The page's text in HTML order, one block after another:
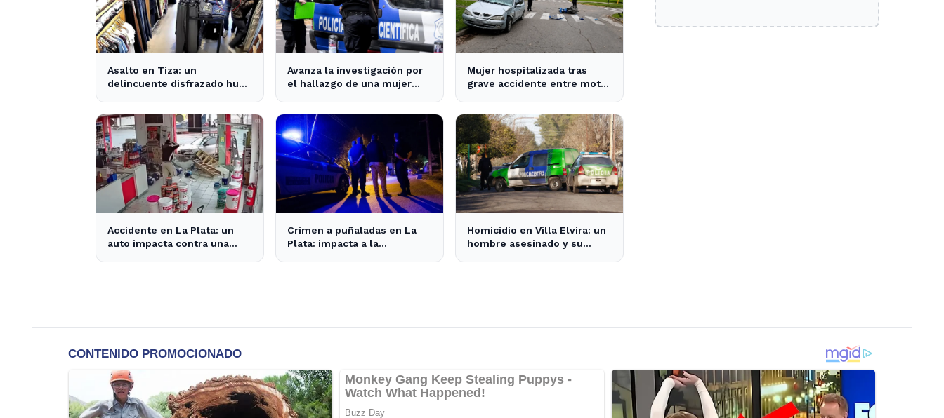
Asalto en Tiza: un
delincuente disfrazado huye
Avanza la investigación por
el hallazgo de una mujer
Mujer hospitalizada tras
grave accidente entre moto
Accidente en La Plata: un
auto impacta contra una
Crimen a puñaladas en La
Plata: impacta a la
Homicidio en Villa Elvira: un
hombre asesinado y su